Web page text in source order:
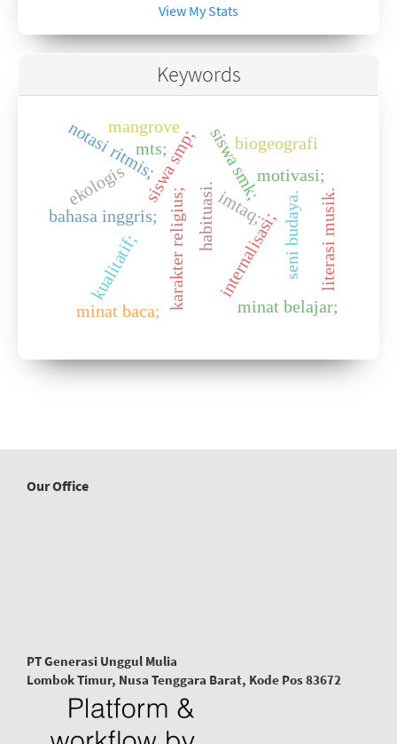
View My Stats
Keywords
imtaq;
karakter religius; internalisasi;
kualitatif;
habituasi.
minat belajar;
bahasa inggris;
siswa smk;motivasi;
siswa smp;
seni budaya.
notasi ritmis;
mts;
literasi musik.
minat baca;
biogeografi
ekologis
mangrove
Our Office
PT Generasi Unggul Mulia
Lombok Timur, Nusa Tenggara Barat, Kode Pos 83672